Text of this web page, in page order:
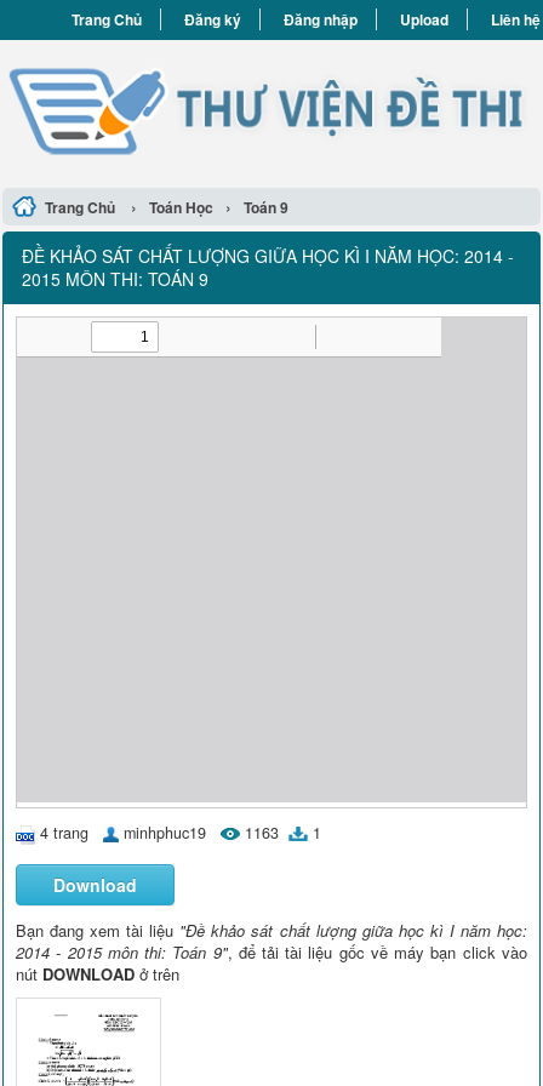
Trang Chủ Đăng ký Đăng nhập Upload Liên hệ
Trang Chủ › Toán Học › Toán 9
ĐỀ KHẢO SÁT CHẤT LƯỢNG GIỮA HỌC KÌ I NĂM HỌC: 2014 -
2015 MÔN THI: TOÁN 9
4 trang minhphuc19 1163 1
Download
Bạn đang xem tài liệu "Đề khảo sát chất lượng giữa học kì I năm học:
2014 - 2015 môn thi: Toán 9", để tải tài liệu gốc về máy bạn click vào
nút DOWNLOAD ở trên